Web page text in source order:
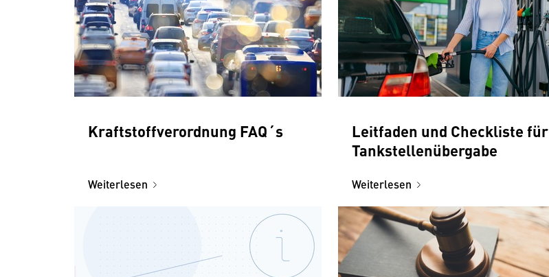
Kraftstoffverordnung FAQ´s
Weiterlesen
Leitfaden und Checkliste für
Tankstellenübergabe
Weiterlesen